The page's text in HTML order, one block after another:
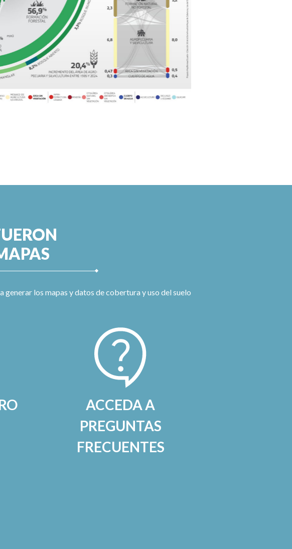
los mapas y datos de cobertura y uso del suelo
ACCEDA A
PREGUNTAS
FRECUENTES